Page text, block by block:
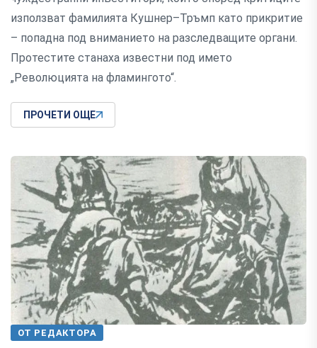
използват фамилията Кушнер–Тръмп като прикритие
– попадна под вниманието на разследващите органи.
Протестите станаха известни под името
„Революцията на фламингото“.
ПРОЧЕТИ ОЩЕ
ОТ РЕДАКТОРА